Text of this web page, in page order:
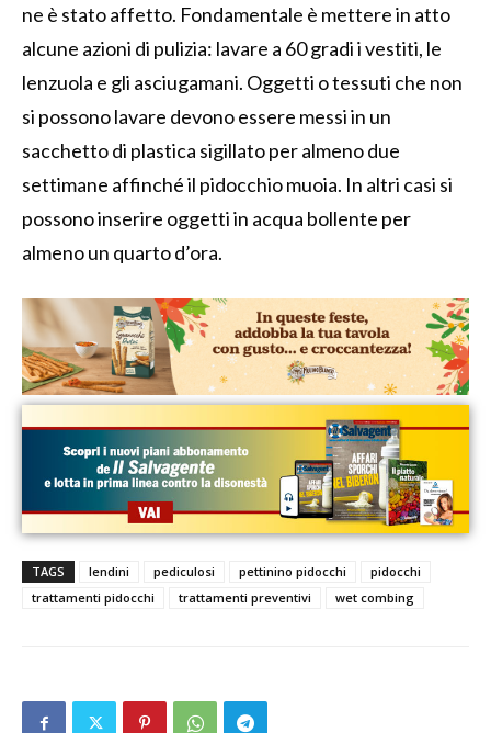
ne è stato affetto. Fondamentale è mettere in atto
alcune azioni di pulizia: lavare a 60 gradi i vestiti, le
lenzuola e gli asciugamani. Oggetti o tessuti che non
si possono lavare devono essere messi in un
sacchetto di plastica sigillato per almeno due
settimane affinché il pidocchio muoia. In altri casi si
possono inserire oggetti in acqua bollente per
almeno un quarto d’ora.
TAGS lendini pediculosi pettinino pidocchi
pidocchi
trattamenti pidocchi
trattamenti preventivi wet combing